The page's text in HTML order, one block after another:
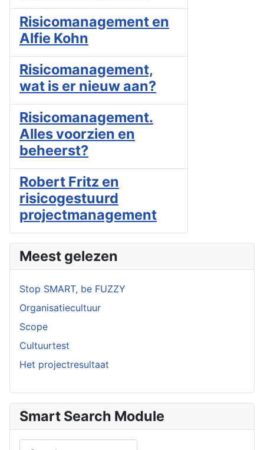
Risicomanagement en
Alfie Kohn
Risicomanagement,
wat is er nieuw aan?
Risicomanagement.
Alles voorzien en
beheerst?
Robert Fritz en
risicogestuurd
projectmanagement
Meest gelezen
Stop SMART, be FUZZY
Organisatiecultuur
Scope
Cultuurtest
Het projectresultaat
Smart Search Module